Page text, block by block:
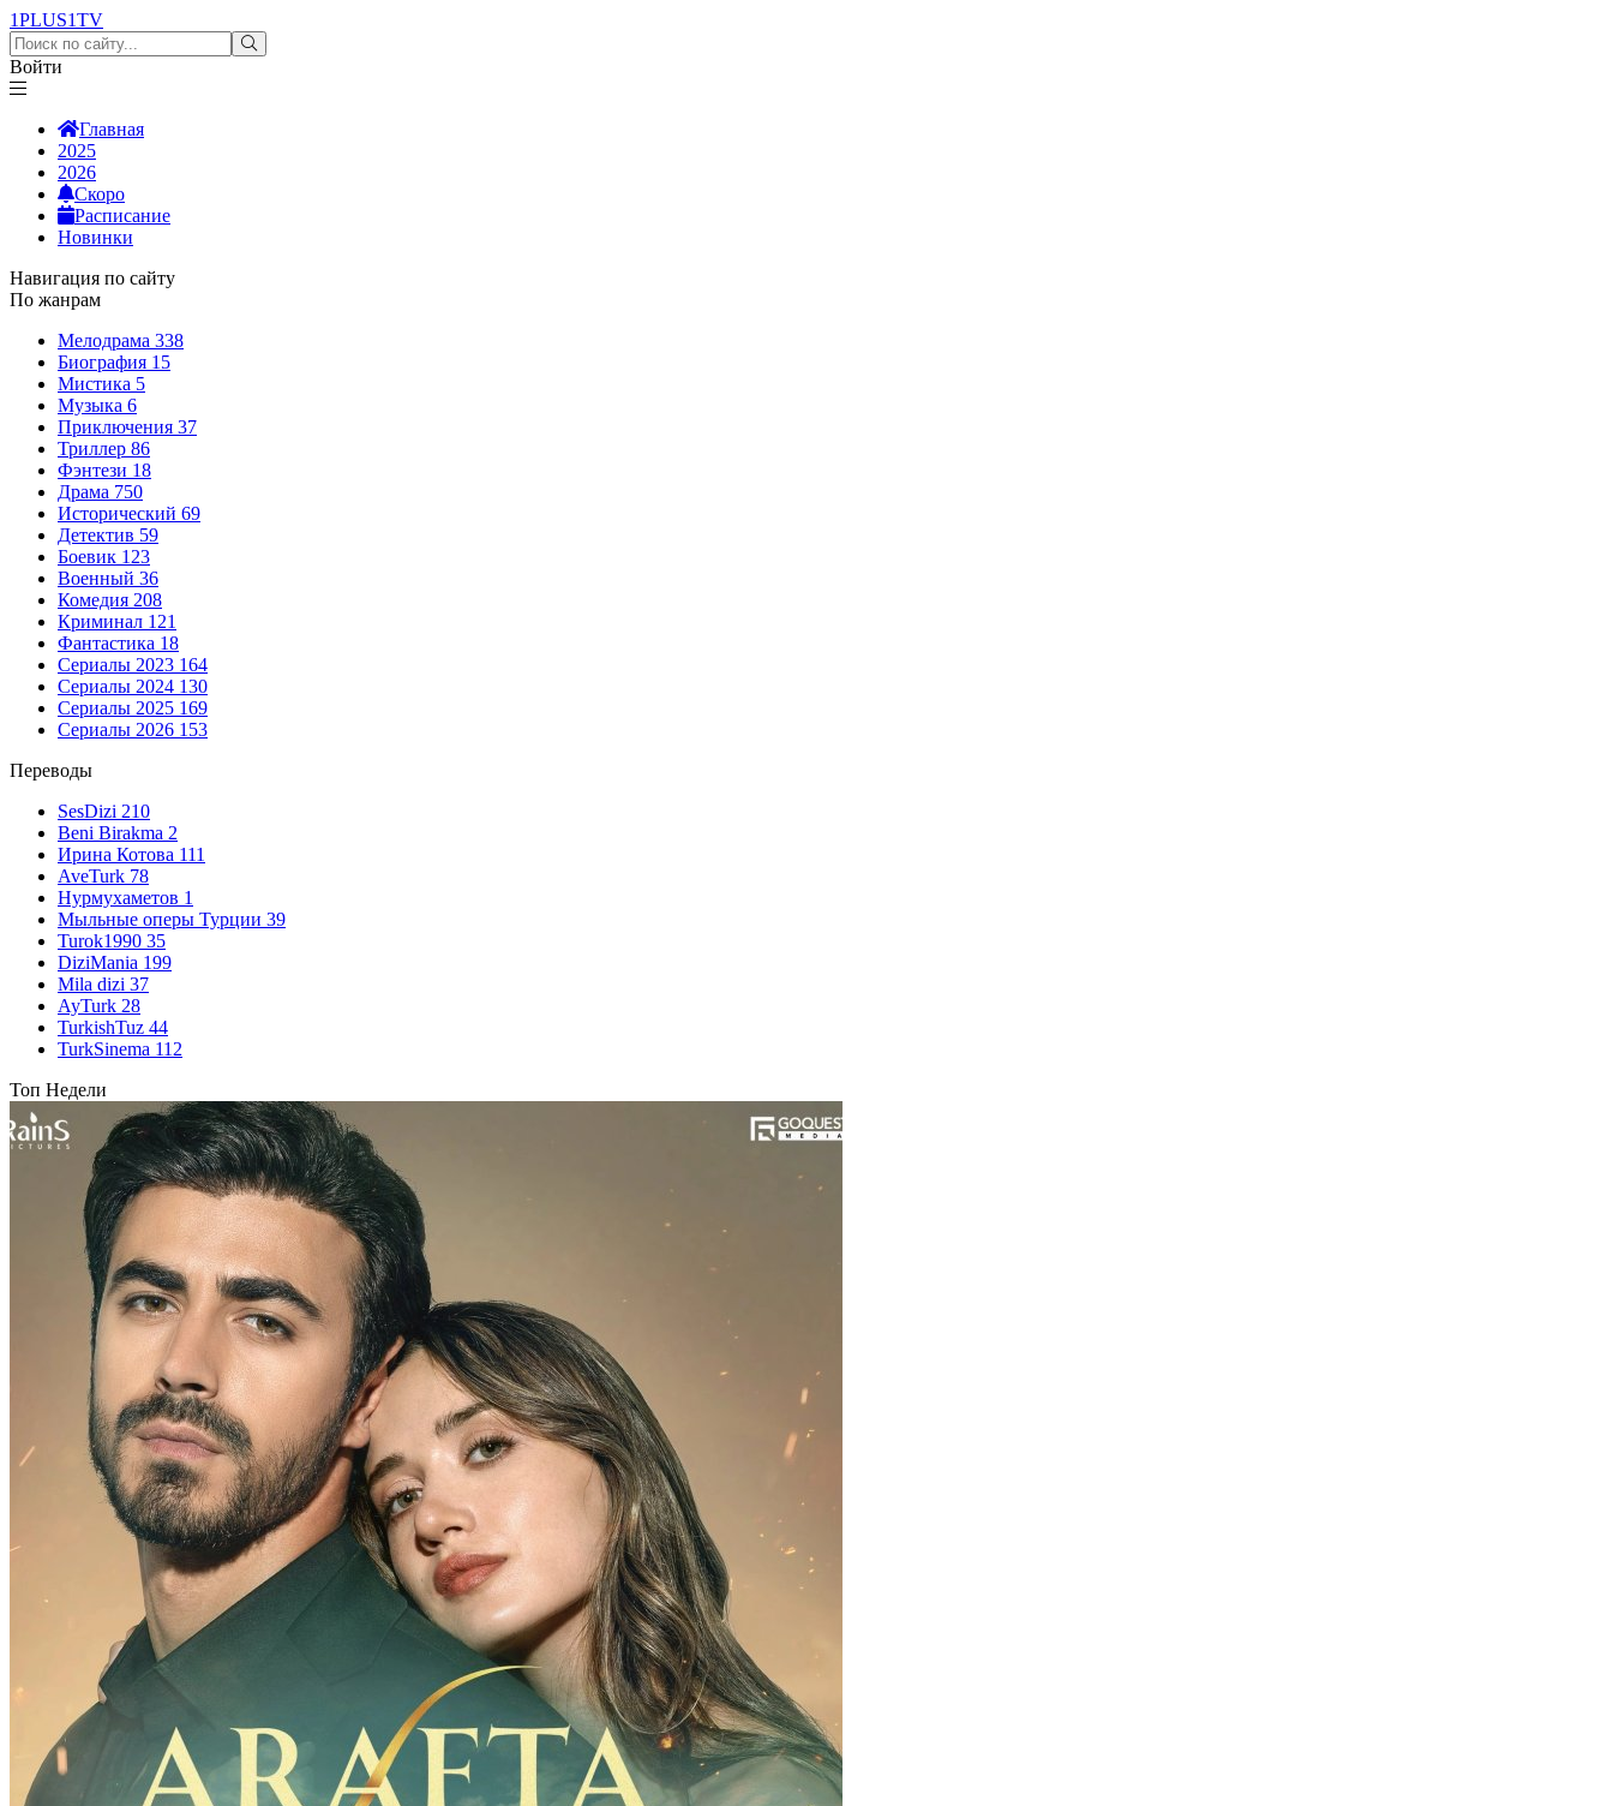
1PLUS1TV
Войти
Главная
2025
2026
Скоро
Расписание
Новинки
Навигация по сайту
По жанрам
Мелодрама 338
Биография 15
Мистика 5
Музыка 6
Приключения 37
Триллер 86
Фэнтези 18
Драма 750
Исторический 69
Детектив 59
Боевик 123
Военный 36
Комедия 208
Криминал 121
Фантастика 18
Сериалы 2023 164
Сериалы 2024 130
Сериалы 2025 169
Сериалы 2026 153
Переводы
SesDizi 210
Beni Birakma 2
Ирина Котова 111
AveTurk 78
Нурмухаметов 1
Мыльные оперы Турции 39
Turok1990 35
DiziMania 199
Mila dizi 37
AyTurk 28
TurkishTuz 44
TurkSinema 112
Топ Недели